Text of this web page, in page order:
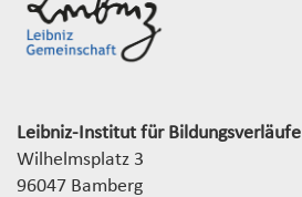
Leibniz-Institut für Bildungsverläufe
Wilhelmsplatz 3
96047 Bamberg